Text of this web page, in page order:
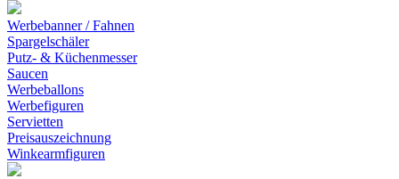
Werbebanner / Fahnen
Spargelschäler
Putz- & Küchenmesser
Saucen
Werbeballons
Werbefiguren
Servietten
Preisauszeichnung
Winkearmfiguren